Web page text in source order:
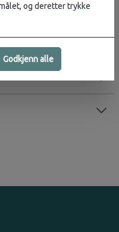
og deretter trykke
Godkjenn alle